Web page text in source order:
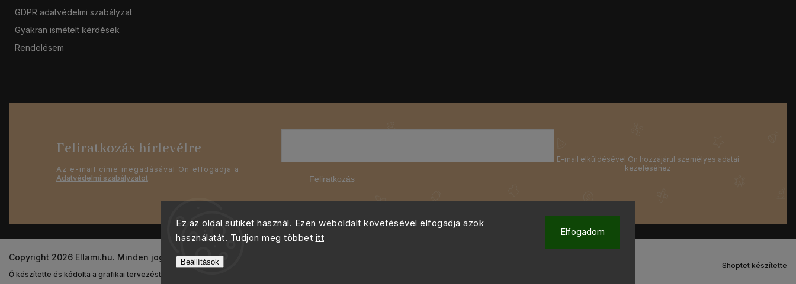
Ez az oldal sütiket használ. Ezen weboldalt követésével elfogadja azok
használatát. Tudjon meg többet itt
Beállítások
Elfogadom
GDPR adatvédelmi szabályzat
Gyakran ismételt kérdések
Rendelésem
Feliratkozás hírlevélre
Az e-mail címe megadásával Ön elfogadja a
Adatvédelmi szabályzatot. Feliratkozás
Shoptet készítette
Copyright 2026 Ellami.hu. Minden jog fenntartva.
Ő készítette és kódolta a grafikai tervezést